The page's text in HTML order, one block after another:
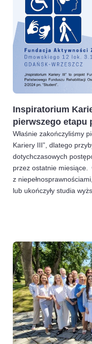
Inspiratorium
pierwszego etapu
Właśnie zakończyliśmy
Kariery III”, dlatego
dotychczasowych
przez ostatnie miesiące.
z
lub ukończyły studia